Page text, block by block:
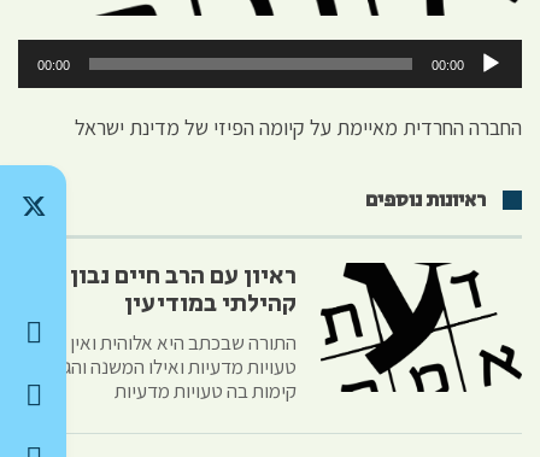
אודיו
00:00
00:00
החברה החרדית מאיימת על קיומה הפיזי של מדינת ישראל
ראיונות נוספים
ראיון עם הרב חיים נבון רב
קהילתי במודיעין
התורה שבכתב היא אלוהית ואין בה
טעויות מדעיות ואילו המשנה והגמרא
קימות בה טעויות מדעיות